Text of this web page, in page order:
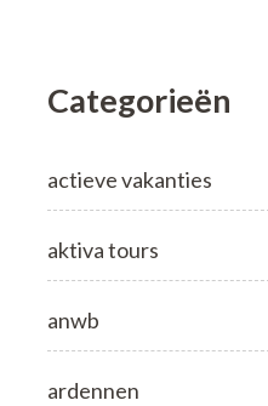
Categorieën
actieve vakanties
aktiva tours
anwb
ardennen